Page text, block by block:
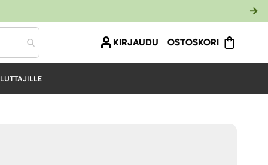
KIRJAUDU OSTOSKORI